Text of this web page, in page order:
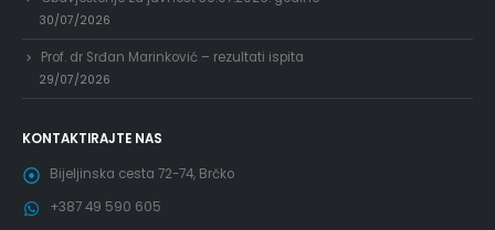
30/07/2026
Prof. dr Srđan Marinković – rezultati ispita
29/07/2026
KONTAKTIRAJTE NAS
Bijeljinska cesta 72-74, Brčko
+387 49 590 605